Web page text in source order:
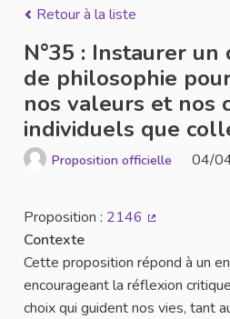
Retour à la liste
N°35 : Instaurer un
de philosophie
nos valeurs et nos
individuels que
Proposition officielle 04/
Proposition : 2146
Contexte
Cette proposition répond à un
encourageant la réflexion
choix qui guident nos vies, tant